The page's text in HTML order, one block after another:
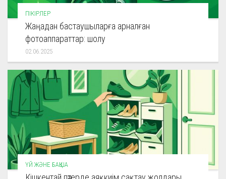
ПІКІРЛЕР
Жаңадан бастаушыларға арналған
фотоаппараттар: шолу
02.06.2025
ҮЙ ЖӘНЕ БАҚША